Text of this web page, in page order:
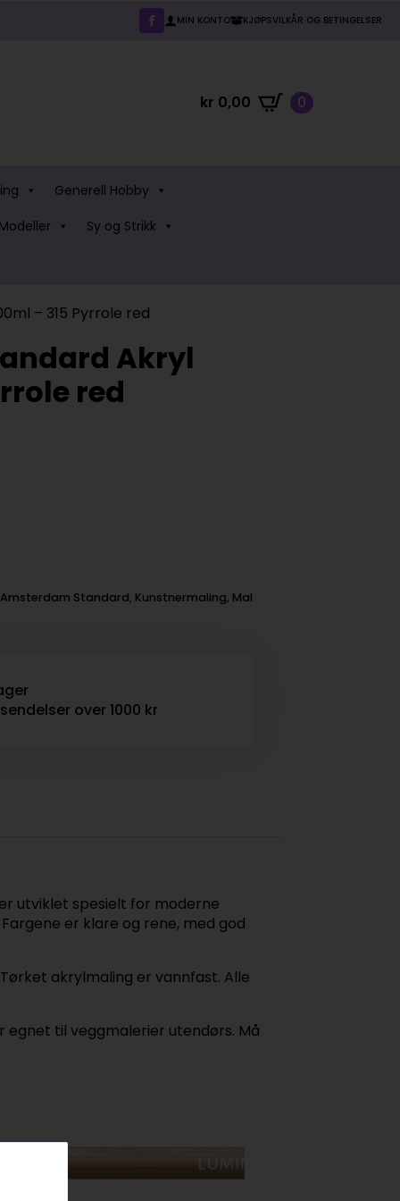
MIN KONTO KJØPSVILKÅR OG BETINGELSER
kr 0,00 0
Generell Hobby
Sy og Strikk
– 315 Pyrrole red
Akryl
red
Amsterdam Standard, Kunstnermaling, Mal
over 1000 kr
utviklet spesielt for moderne
er klare og rene, med god
akrylmaling er vannfast. Alle
til veggmalerier utendørs. Må